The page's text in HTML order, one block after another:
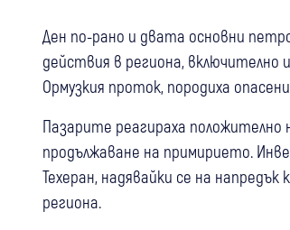
Ден по-рано и двата основни
действия в региона, включително
Ормузкия проток, породиха
Пазарите реагираха положително
продължаване на примирието.
Техеран, надявайки се на
региона.